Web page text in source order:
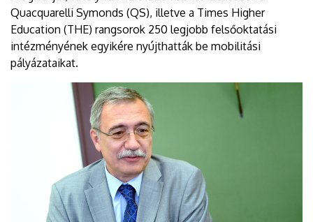
Quacquarelli Symonds (QS), illetve a Times Higher
Education (THE) rangsorok 250 legjobb felsőoktatási
intézményének egyikére nyújthatták be mobilitási
pályázataikat.